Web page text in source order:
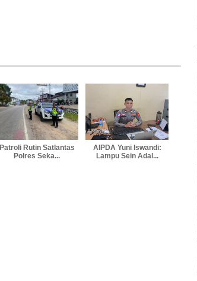
Patroli Rutin Satlantas
Polres Seka...
AIPDA Yuni Iswandi:
Lampu Sein Adal...